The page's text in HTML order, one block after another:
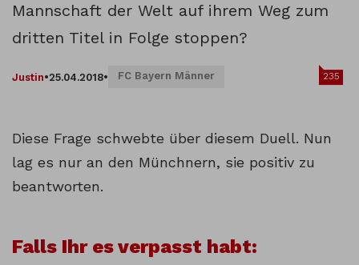
Mannschaft der Welt auf ihrem Weg zum
dritten Titel in Folge stoppen?
Justin•25.04.2018• FC Bayern Männer 235
Diese Frage schwebte über diesem Duell. Nun
lag es nur an den Münchnern, sie positiv zu
beantworten.
Falls Ihr es verpasst habt: